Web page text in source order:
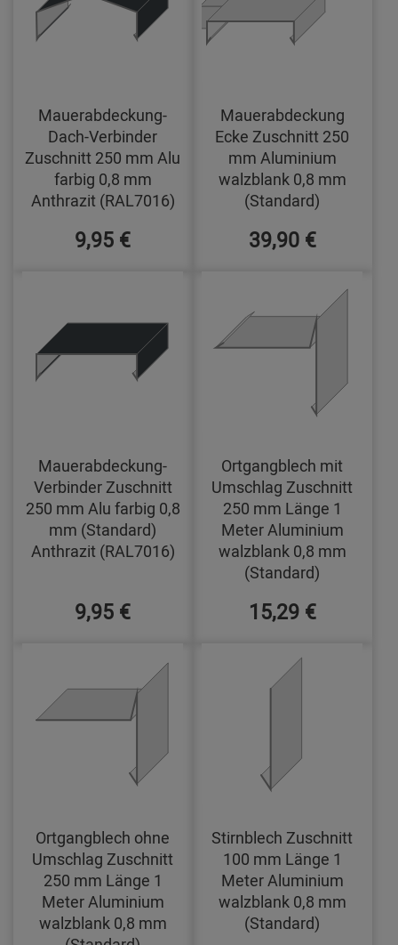
Mauerabdeckung-
Dach-Verbinder
Zuschnitt 250 mm Alu
farbig 0,8 mm
Anthrazit (RAL7016)
9,95 €
Mauerabdeckung
Ecke Zuschnitt 250
mm Aluminium
walzblank 0,8 mm
(Standard)
39,90 €
Mauerabdeckung-
Verbinder Zuschnitt
250 mm Alu farbig 0,8
mm (Standard)
Anthrazit (RAL7016)
9,95 €
Ortgangblech mit
Umschlag Zuschnitt
250 mm Länge 1
Meter Aluminium
walzblank 0,8 mm
(Standard)
15,29 €
Ortgangblech ohne
Umschlag Zuschnitt
250 mm Länge 1
Meter Aluminium
walzblank 0,8 mm
Stirnblech Zuschnitt
100 mm Länge 1
Meter Aluminium
walzblank 0,8 mm
(Standard)